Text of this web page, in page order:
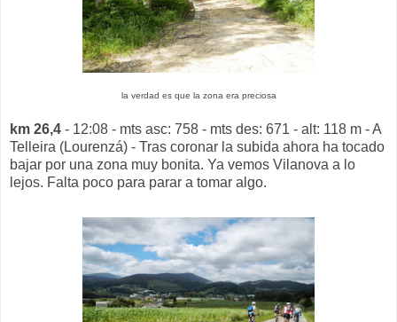
la verdad es que la zona era preciosa
km 26,4 - 12:08 - mts asc: 758 - mts des: 671 - alt: 118 m - A
Telleira (Lourenzá) - Tras coronar la subida ahora ha tocado
bajar por una zona muy bonita. Ya vemos Vilanova a lo
lejos. Falta poco para parar a tomar algo.